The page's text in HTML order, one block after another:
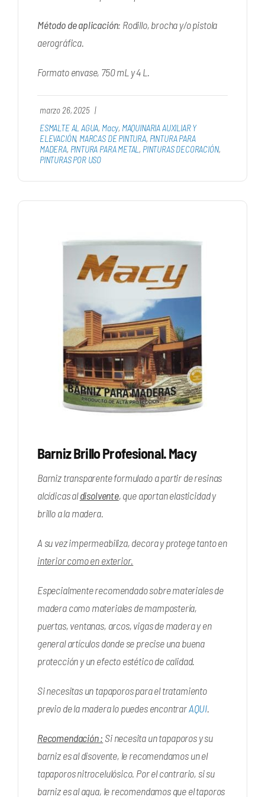
Método de aplicación: Rodillo, brocha y/o pistola
aerográfica.
Formato envase, 750 mL y 4 L.
marzo 26, 2025 |
ESMALTE AL AGUA, Macy, MAQUINARIA AUXILIAR Y
ELEVACIÓN, MARCAS DE PINTURA, PINTURA PARA
MADERA, PINTURA PARA METAL , PINTURAS DECORACIÓN,
PINTURAS POR USO
Barniz Brillo Profesional. Macy
Barniz transparente formulado a partir de resinas
alcídicas aldisolvente, que aportan elasticidad y
brillo a la madera.
A su vez impermeabiliza, decora y protege tanto en
interior como en exterior.
Especialmente recomendado sobre materiales de
madera como materiales de mampostería,
puertas, ventanas, arcos, vigas de madera y en
general artículos donde se precise una buena
protección y un efecto estético de calidad.
Si necesitas un tapaporos para el tratamiento
previo de la madera lo puedes encontrarAQUI.
Recomendación : Si necesita un tapaporos y su
barniz es al disovente, le recomendamos un el
tapaporos nitrocelulósico. Por el contrario, si su
barniz es al agua, le recomendamos que el taporos